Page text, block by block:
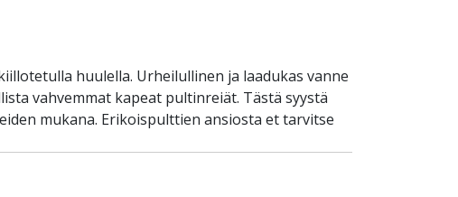
huulella. Urheilullinen ja laadukas vanne
vahvemmat kapeat pultinreiät. Tästä syystä
mukana. Erikoispulttien ansiosta et tarvitse